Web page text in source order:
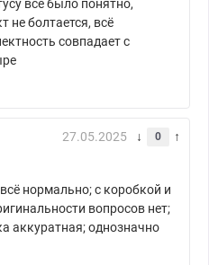
всё было понятно,
не болтается, всё
совпадает с
27.05.2025 0
нормально; с коробкой и
вопросов нет;
аккуратная; однозначно